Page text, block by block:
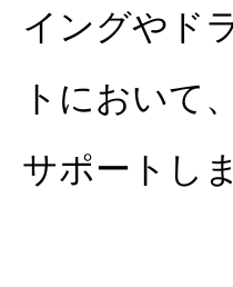
イングやド
トにおいて
サポートし